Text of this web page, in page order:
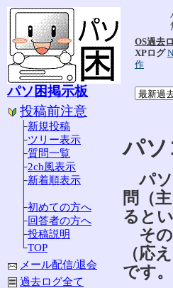
パソ困掲示板
投稿前注意
├新規投稿
├ツリー表示
├質問一覧
├2ch風表示
├新着順表示
├初めての方へ
├回答者の方へ
├投稿説明
└TOP
メール配信/退会
過去ログ全て
OS過去
XPログ
作
パ
パソ
問（
ると
その
（応
です。